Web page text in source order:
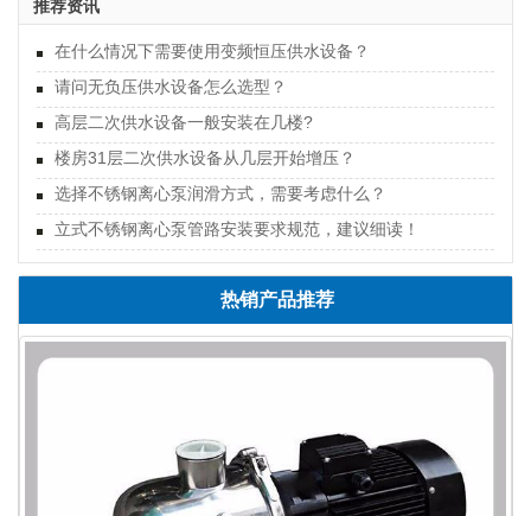
推荐资讯
在什么情况下需要使用变频恒压供水设备？
请问无负压供水设备怎么选型？
高层二次供水设备一般安装在几楼?
楼房31层二次供水设备从几层开始增压？
选择不锈钢离心泵润滑方式，需要考虑什么？
立式不锈钢离心泵管路安装要求规范，建议细读！
热销产品推荐